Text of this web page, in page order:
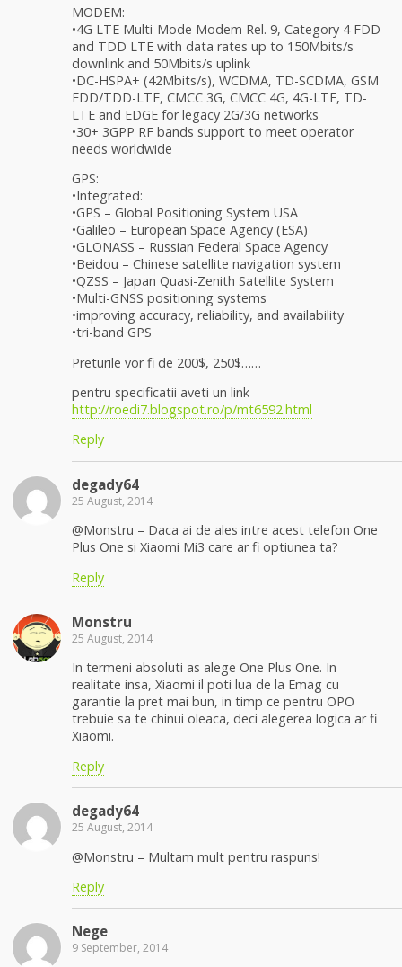
MODEM:
•4G LTE Multi-Mode Modem Rel. 9, Category 4 FDD
and TDD LTE with data rates up to 150Mbits/s
downlink and 50Mbits/s uplink
•DC-HSPA+ (42Mbits/s), WCDMA, TD-SCDMA, GSM
FDD/TDD-LTE, CMCC 3G, CMCC 4G, 4G-LTE, TD-
LTE and EDGE for legacy 2G/3G networks
•30+ 3GPP RF bands support to meet operator
needs worldwide
GPS:
•Integrated:
•GPS – Global Positioning System USA
•Galileo – European Space Agency (ESA)
•GLONASS – Russian Federal Space Agency
•Beidou – Chinese satellite navigation system
•QZSS – Japan Quasi-Zenith Satellite System
•Multi-GNSS positioning systems
•improving accuracy, reliability, and availability
•tri-band GPS
Preturile vor fi de 200$, 250$……
pentru specificatii aveti un link
http://roedi7.blogspot.ro/p/mt6592.html
Reply
degady64
25 August, 2014
@Monstru – Daca ai de ales intre acest telefon One
Plus One si Xiaomi Mi3 care ar fi optiunea ta?
Reply
Monstru
25 August, 2014
In termeni absoluti as alege One Plus One. In
realitate insa, Xiaomi il poti lua de la Emag cu
garantie la pret mai bun, in timp ce pentru OPO
trebuie sa te chinui oleaca, deci alegerea logica ar fi
Xiaomi.
Reply
degady64
25 August, 2014
@Monstru – Multam mult pentru raspuns!
Reply
Nege
9 September, 2014